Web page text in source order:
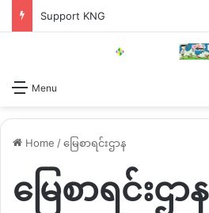
Support KNG
Menu
Home /မြေစာရင်းဌာန
မြေစာရင်းဌာန